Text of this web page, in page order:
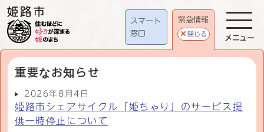
スマート
窓口
緊急情報
閉じる
重要なお知らせ
2026年8月4日
姫路市シェアサイクル「姫ちゃり」のサービス提
供一時停止について
メニュー